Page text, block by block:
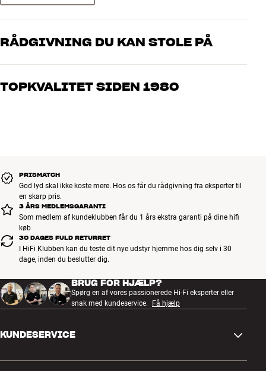
Farve: Sort eller hvid
RÅDGIVNING DU KAN STOLE PÅ
Vores medarbejdere er ægte entusiaster, som kender produkterne
os, hvad du drømmer om – så finder vi den løsning, der passer
TOPKVALITET SIDEN 1980
PRISMATCH
God lyd skal ikke koste mere. Hos os får du rådgivning fra eksperter til
en skarp pris.
3 ÅRS MEDLEMSGARANTI
Som medlem af kundeklubben får du 1 års ekstra garanti på dine hifi
køb
30 DAGES FULD RETURRET
I HiFi Klubben kan du teste dit nye udstyr hjemme hos dig selv i 30
dage, inden du beslutter dig.
BRUG FOR HJÆLP?
Spørg en af vores passionerede Hi-Fi eksperter eller
snak med kundeservice.
Få hjælp
KUNDESERVICE